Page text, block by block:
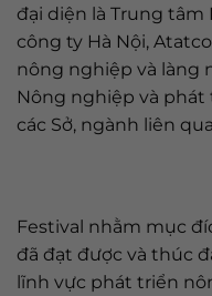
đại diện là Trung
công ty Hà Nội,
nông nghiệp và làng
Nông nghiệp và
các Sở, ngành liên
Festival nhằm mục
đã đạt được và thúc
lĩnh vực phát triển